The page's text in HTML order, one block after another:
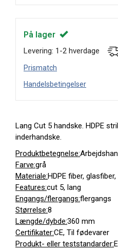
På lager
Levering: 1-2 hverdage
Prismatch
Handelsbetingelser
Lang Cut 5 handske. HDPE
inderhandske.
Produktbetegnelse:
Farve:grå
Materiale:HDPE fiber,
Features:cut 5, lang
Engangs/flergangs:flergangs
Størrelse:8
Længde/dybde:360 mm
Certifikater:CE, Til fødevarer
Produkt- eller teststandarder: